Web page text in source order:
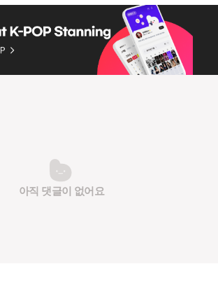
아직 댓글이 없어요